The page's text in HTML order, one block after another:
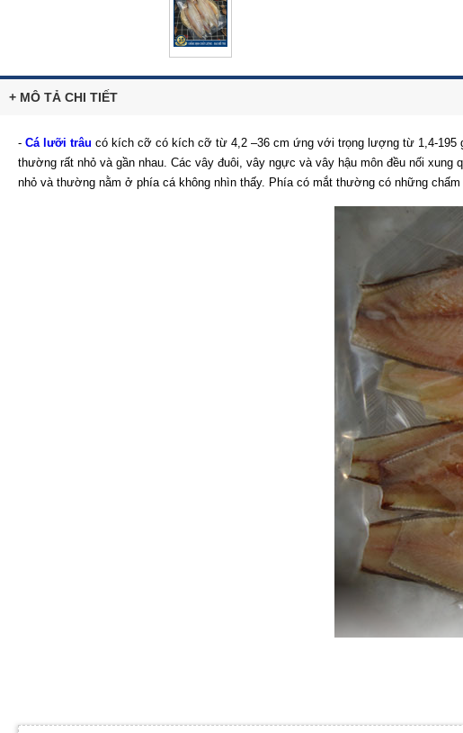
+ MÔ TẢ CHI TIẾT
- Cá lưỡi trâu có kích cỡ có kích cỡ từ 4,2 –36 cm ứng với trọng lượng từ 1,4-195
thường rất nhỏ và gần nhau. Các vây đuôi, vây ngực và vây hậu môn đều nối
nhỏ và thường nằm ở phía cá không nhìn thấy. Phía có mắt thường có những
" là vì thân hình cá dẹp, bè và thon nhọn giống cái